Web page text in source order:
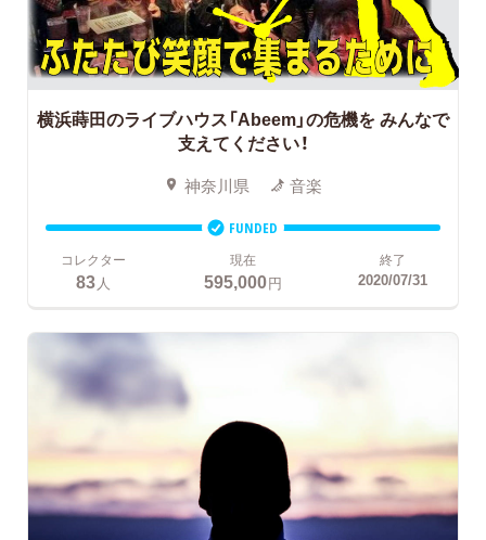
横浜蒔田のライブハウス「Abeem」の危機をみんなで
支えてください！
神奈川県 音楽
FUNDED
コレクター
83人
現在
595,000円
終了
2020/07/31